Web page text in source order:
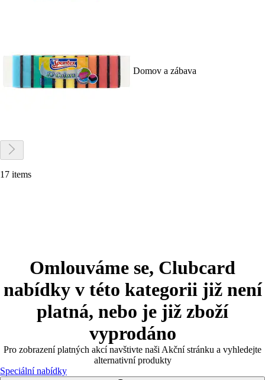
Domov a zábava
17 items
Omlouváme se, Clubcard
nabídky v této kategorii již není
platná, nebo je již zboží
vyprodáno
Pro zobrazení platných akcí navštivte naši Akční stránku a vyhledejte
alternativní produkty
Speciální nabídky